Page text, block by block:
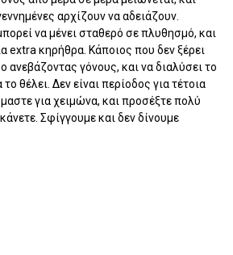
αρχίζουν να αδειάζουν.
να μένει σταθερό σε πλυθησμό, και
extra κηρήθρα. Κάποιος που δεν ξέρει
ανεβάζοντας γόνους, και να διαλύσει το
θέλει. Δεν είναι περίοδος για τέτοια
για χειμώνα, και προσέξτε πολύ
Σφίγγουμε και δεν δίνουμε